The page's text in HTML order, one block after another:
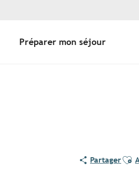
Préparer mon séjour
Partager